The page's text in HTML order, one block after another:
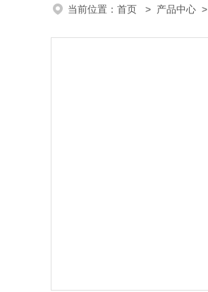
当前位置： 首页 > 产品中心 >